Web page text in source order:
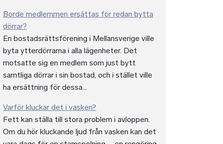
Borde medlemmen ersättas för redan bytta
dörrar?
En bostadsrättsförening i Mellansverige ville
byta ytterdörrarna i alla lägenheter. Det
motsatte sig en medlem som just bytt
samtliga dörrar i sin bostad, och i stället ville
ha ersättning för dessa...
Varför kluckar det i vasken?
Fett kan ställa till stora problem i avloppen.
Om du hör kluckande ljud från vasken kan det